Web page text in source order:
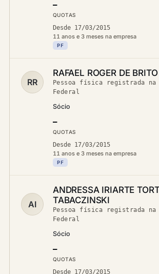
—
QUOTAS
Desde 17/03/2015
11 anos e 3 meses na empresa
PF
RR
RAFAEL ROGER DE BRITO
Pessoa física registrada na
Federal
Sócio
—
QUOTAS
Desde 17/03/2015
11 anos e 3 meses na empresa
PF
AI
ANDRESSA IRIARTE
TABACZINSKI
Pessoa física registrada na
Federal
Sócio
—
QUOTAS
Desde 17/03/2015